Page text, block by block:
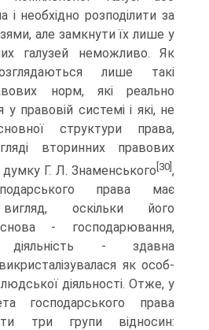
і необхідно розподілити за
але замкнути їх лише у
галузей неможливо. Як
лише такі
норм, які реально
у правовій системі і які, не
структури права,
вторин­них правових
Г. Л. Знаменського[30],
права має
вигляд, оскільки його
- господарювання,
ді­яльність - здавна
як особ­
діяльності. Отже, у
господарського права
три групи відносин: